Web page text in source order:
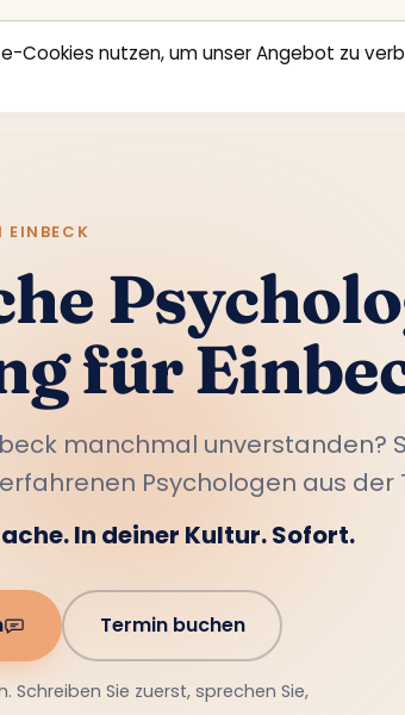
Startseite
EINBECK
für
manchmal unverstanden?
Psychologen aus der
In deiner Kultur. Sofort.
Termin buchen
Schreiben Sie zuerst, sprechen Sie,